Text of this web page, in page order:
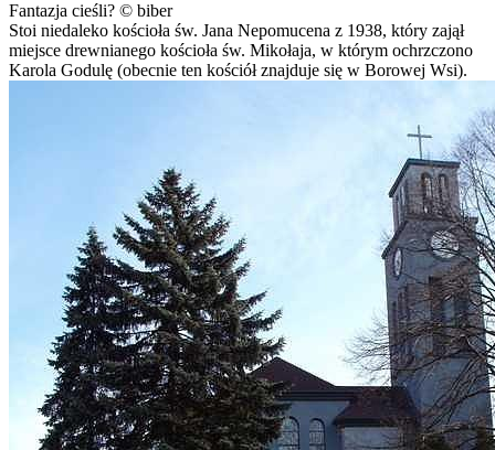
Fantazja cieśli? © biber
Stoi niedaleko kościoła św. Jana Nepomucena z 1938, który zajął
miejsce drewnianego kościoła św. Mikołaja, w którym ochrzczono
Karola Godulę (obecnie ten kościół znajduje się w Borowej Wsi).